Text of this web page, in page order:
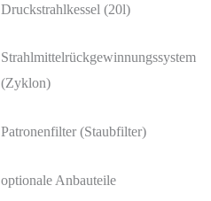
Druckstrahlkessel (20l)
Strahlmittelrückgewinnungssystem
(Zyklon)
Patronenfilter (Staubfilter)
optionale Anbauteile